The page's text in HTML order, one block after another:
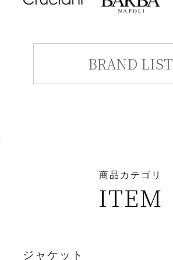
BRAND LIST
商品カテゴリ
ITEM
ジャケット